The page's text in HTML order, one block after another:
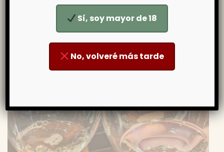
Sí, soy mayor de 18
No, volveré más tarde